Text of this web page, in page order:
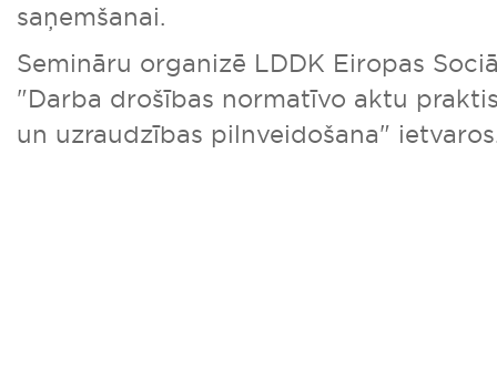
saņemšanai.
Semināru organizē LDDK Eiropas
"Darba drošības normatīvo aktu
un uzraudzības pilnveidošana"